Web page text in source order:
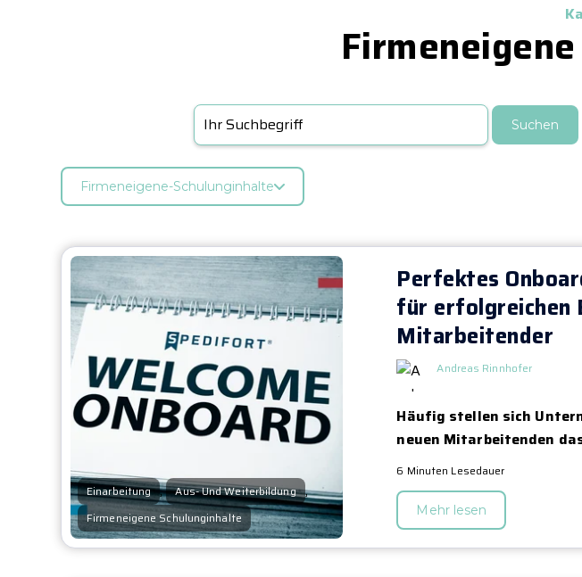
Firmeneigene-Schulunginhalte
Suchen
Einarbeitung , Aus- Und Weiterbildung ,
Firmeneigene Schulunginhalte
Perfektes
für erfolgreichen
Mitarbeitender
Andreas Rinnhofer
Häufig stellen sich
neuen Mitarbeitenden
6 Minuten Lesedauer
Mehr lesen